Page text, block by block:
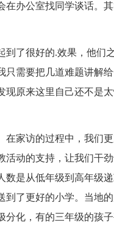
办公室找同学谈话。
了很好的.效果，他们
需要把几道难题讲解
原来这里自己还不是
家访的过程中，我们更
动的支持，让我们干
是从低年级到高年级
了更好的小学。当地
化，有的三年级的孩子